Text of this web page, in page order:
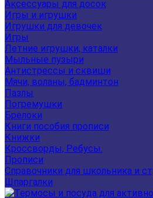
Аксессуары для досок
Игры и игрушки
Игрушки для девочек
Игры
Летние игрушки, каталки
Мыльные пузыри
Антистрессы и сквиши
Мячи, воланы, бадминтон
Пазлы
Погремушки
Брелоки
Книги пособия прописи
Книжки
Кроссворды, Ребусы.
Прописи
Справочники для школьника и
Шпаргалки